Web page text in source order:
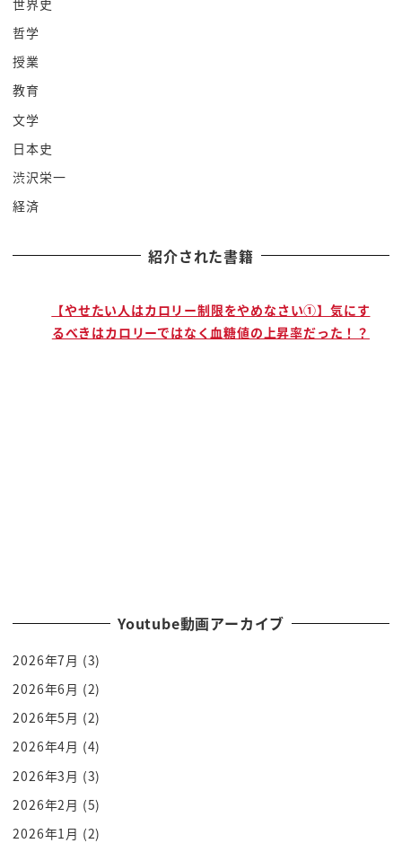
ね
何でかって私は中に気付きだからサーっていうわけ
ですね
12の鬼の月中に気づけこれはですね言ったら幹部な
んですよ
中に気付きだからお前
なんか倒せねえよっていうふうにくるんですね
うわだからこんな強いの母と思いながら倒すんです
たということは明らかになります
ですねこの人も実はもっと鬼なん
ですけどね的
数字が刻み込まれて外厩に内閣時間後じゃありませ
ナンバーズじゃありませんうわそうなんだ言いなが
らですね
でも
その他マヨサンっていう音をねなんだけど人間の味
と知り合ってそこ2あの中略しましたけども
律子さん戻す方法
今調べておりますね
哲学
授業
教育
文学
日本史
渋沢栄一
経済
紹介された書籍
【やせたい人はカロリー制限をやめなさい①】気にす
るべきはカロリーではなく血糖値の上昇率だった！？
Youtube動画アーカイブ
2026年7月 (3)
2026年6月 (2)
2026年5月 (2)
2026年4月 (4)
2026年3月 (3)
2026年2月 (5)
2026年1月 (2)